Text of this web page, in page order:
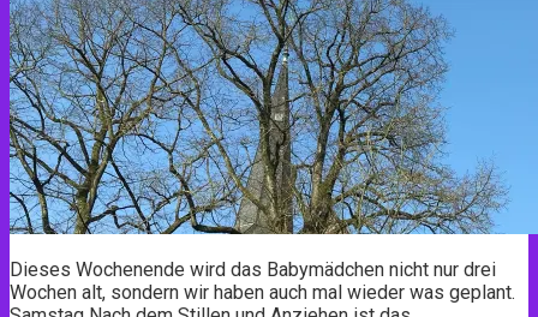
Dieses Wochenende wird das Babymädchen nicht nur drei
Wochen alt, sondern wir haben auch mal wieder was geplant.